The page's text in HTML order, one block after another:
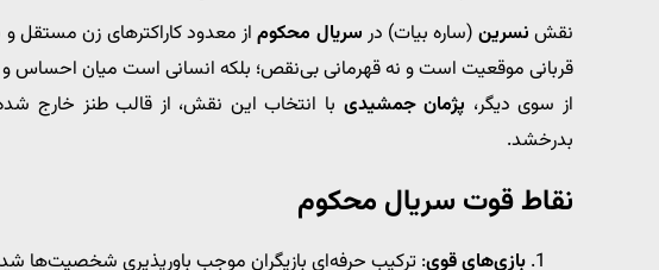
نقش نسرین (ساره بیات) در سریال محکوماز معدود کاراکترهای زن مستقل و
قربانی موقعیت است و نه قهرمانی بی‌نقص؛ بلکه انسانی است میان احساس
از سوی دیگر، پژمان جمشیدی با انتخاب این نقش، از قالب طنز خارج
بدرخشد.
نقاط قوت سریال محکوم
بازی‌های قوی: ترکیب حرفه‌ای بازیگران موجب باورپذیری شخصیت‌ها